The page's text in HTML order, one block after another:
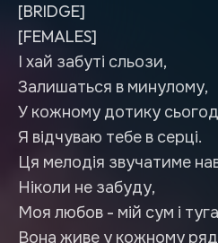
[BRIDGE]
[FEMALES]
І хай забуті сльози,
Залишаться в минулому,
У кожному дотику
Я відчуваю тебе в серці.
Ця мелодія звучатиме
Ніколи не забуду,
Моя любов - мій сум і
Вона живе у кожному